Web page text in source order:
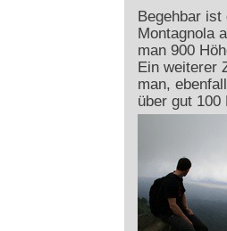
Begehbar ist
Montagnola
man 900
Ein weiterer
man,
über gut 100